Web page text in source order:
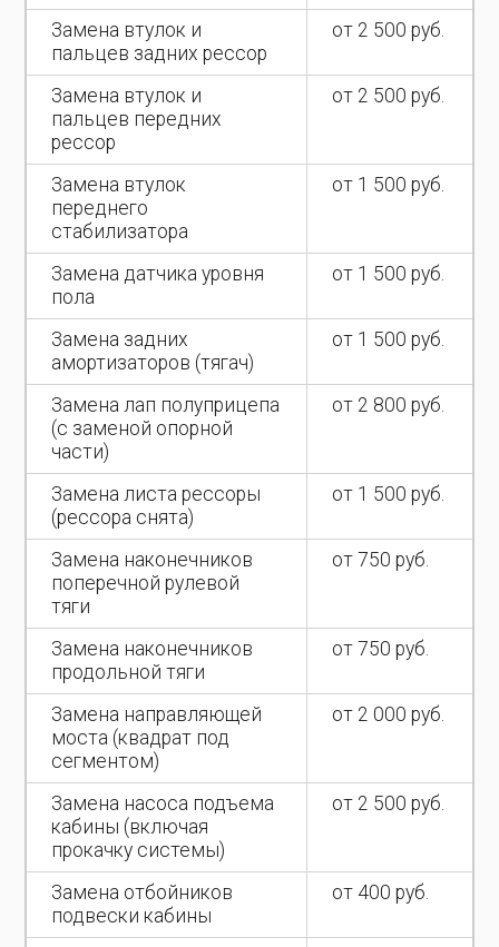
Замена втулок и
пальцев задних рессор
от 2 500 руб.
Замена втулок и
пальцев передних
рессор
от 2 500 руб.
Замена втулок
переднего
стабилизатора
от 1 500 руб.
Замена датчика уровня
пола
от 1 500 руб.
Замена задних
амортизаторов (тягач)
от 1 500 руб.
Замена лап полуприцепа
(с заменой опорной
части)
от 2 800 руб.
Замена листа рессоры
(рессора снята)
от 1 500 руб.
Замена наконечников
поперечной рулевой
тяги
от 750 руб.
Замена наконечников
продольной тяги
от 750 руб.
Замена направляющей
моста (квадрат под
сегментом)
от 2 000 руб.
Замена насоса подъема
кабины (включая
прокачку системы)
от 2 500 руб.
Замена отбойников
подвески кабины
от 400 руб.